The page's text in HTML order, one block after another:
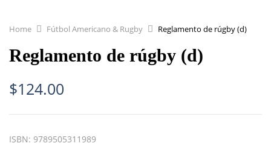
Home Fútbol Americano & Rugby Reglamento de rúgby (d)
Reglamento de rúgby (d)
$124.00
ISBN: 9789505311989